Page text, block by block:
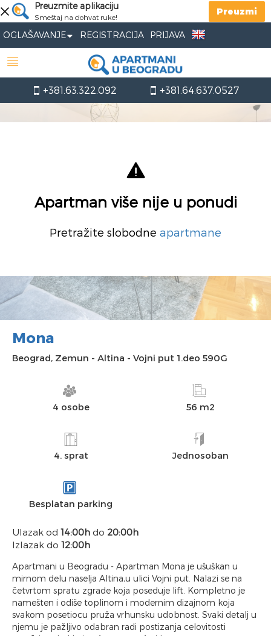
Preuzmite aplikaciju
Smeštaj na dohvat ruke!
Preuzmi
OGLAŠAVANJE REGISTRACIJA PRIJAVA
+381.63.322.092 +381.64.637.0527
Apartman više nije u ponudi
Pretražite slobodne apartmane
Mona
Beograd, Zemun - Altina - Vojni put 1.deo 590G
4 osobe 56 m2
4. sprat Jednosoban
Besplatan parking
Ulazak od 14:00h do 20:00h
Izlazak do 12:00h
Apartmani u Beogradu - Apartman Mona je ušuškan u
mirnom delu naselja Altina,u ulici Vojni put. Nalazi se na
četvrtom spratu zgrade koja poseduje lift. Kompletno je
namešten i odiše toplinom i modernim dizajnom koja
svakom posetiocu pruža vrhunsku udobnost. Svaki detalj u
njemu je pažljivo odabran radi postizanja celovitosti